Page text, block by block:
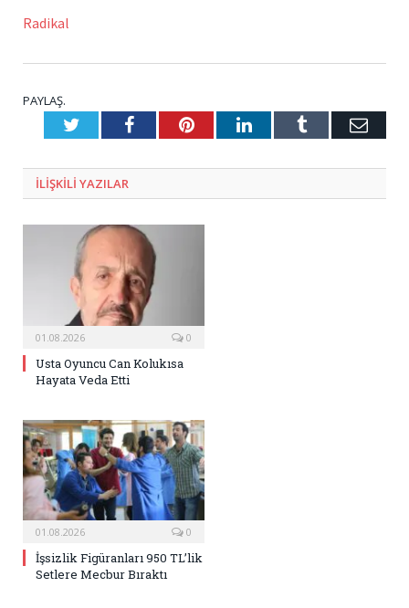
Radikal
PAYLAŞ.
TwitterFacebookPinterestLinkedInTumblr E-
ILIŞKILI YAZILAR
01.08.2026 0
Usta Oyuncu Can Kolukısa
Hayata Veda Etti
01.08.2026 0
İşsizlik Figüranları 950 TL’lik
Setlere Mecbur Bıraktı